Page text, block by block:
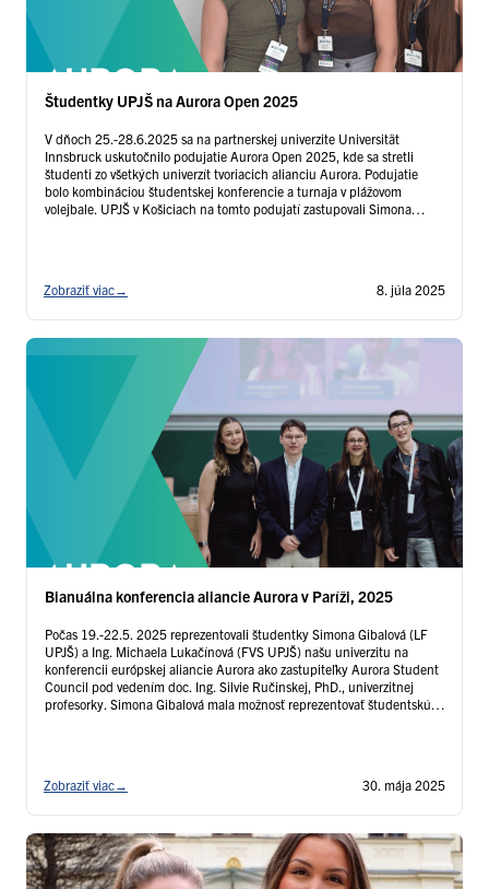
Študentky UPJŠ na Aurora Open 2025
V dňoch 25.-28.6.2025 sa na partnerskej univerzite Universität
Innsbruck uskutočnilo podujatie Aurora Open 2025, kde sa stretli
študenti zo všetkých univerzít tvoriacich alianciu Aurora. Podujatie
bolo kombináciou študentskej konferencie a turnaja v plážovom
volejbale. UPJŠ v Košiciach na tomto podujatí zastupovali Simona
Zobraziť viac→ 8. júla 2025
Bianuálna konferencia aliancie Aurora v Paríži, 2025
Počas 19.-22.5. 2025 reprezentovali študentky Simona Gibalová (LF
UPJŠ) a Ing. Michaela Lukačínová (FVS UPJŠ) našu univerzitu na
konferencii európskej aliancie Aurora ako zastupiteľky Aurora Student
Council pod vedením doc. Ing. Silvie Ručinskej, PhD., univerzitnej
profesorky. Simona Gibalová mala možnosť reprezentovať študentskú
Zobraziť viac→ 30. mája 2025